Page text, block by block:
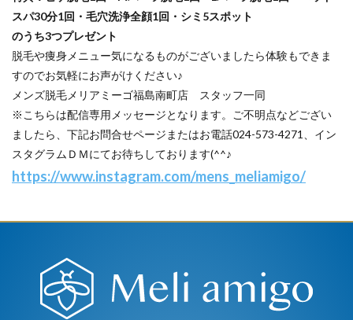
スパ30分1回・毛穴洗浄全顔1回・シミ5スポット
のうち3つプレゼント
脱毛や痩身メニュー気になるものがございましたら体験もできま
すのでお気軽にお声がけください♪
メンズ脱毛メリアミーゴ福島南町店 スタッフ一同
※こちらは配信専用メッセージとなります。ご不明点などござい
ましたら、下記お問合せページまたはお電話024-573-4271、イン
スタグラムＤＭにてお待ちしております(^^♪
https://www.instagram.com/mens_meliamigo/